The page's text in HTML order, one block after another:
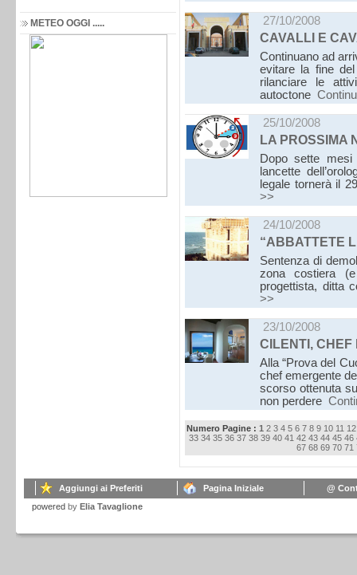
METEO OGGI ..... 27/10/2008
CAVALLI E
Continuano ad
evitare la fine
rilanciare le
autoctone
25/10/2008
LA PROSSIMA
Dopo sette mesi
lancette
legale tornerà il
>>
24/10/2008
“ABBATTETE
Sentenza di
zona costiera
progettista, ditta
>>
23/10/2008
CILENTI, CHEF
Alla “Prova del
chef emergente
scorso ottenuta
non perdere
Numero Pagine : 1 2 3 4 5 6 7 8 9 10 11 12
33 34 35 36 37 38 39 40 41 42 43 44 45 46
67 68 69 70 71
Aggiungi ai Preferiti Pagina Iniziale
@
powered by Elia Tavaglione